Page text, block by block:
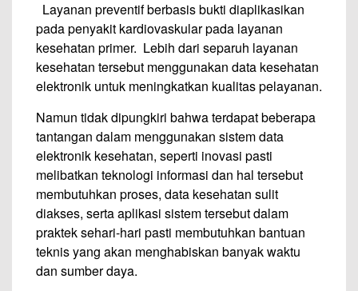
Layanan preventif berbasis bukti diaplikasikan
pada penyakit kardiovaskular pada layanan
kesehatan primer. Lebih dari separuh layanan
kesehatan tersebut menggunakan data kesehatan
elektronik untuk meningkatkan kualitas pelayanan.
Namun tidak dipungkiri bahwa terdapat beberapa
tantangan dalam menggunakan sistem data
elektronik kesehatan, seperti inovasi pasti
melibatkan teknologi informasi dan hal tersebut
membutuhkan proses, data kesehatan sulit
diakses, serta aplikasi sistem tersebut dalam
praktek sehari-hari pasti membutuhkan bantuan
teknis yang akan menghabiskan banyak waktu
dan sumber daya.